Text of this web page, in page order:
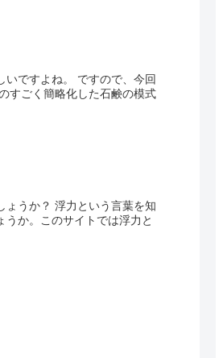
ですので、今回
う言葉を知
か。このサイトでは浮力と